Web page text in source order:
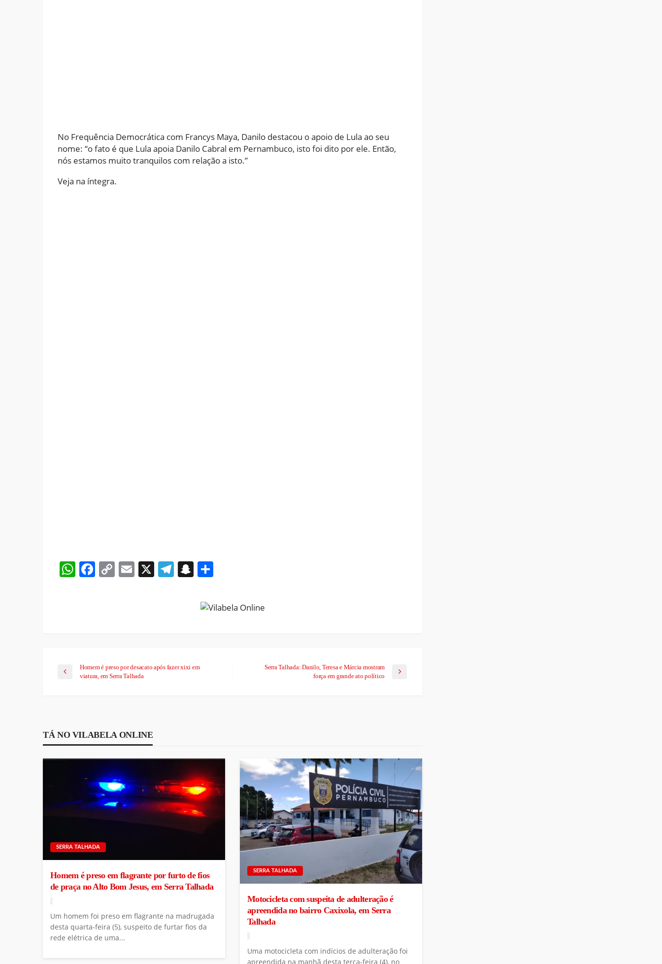
No Frequência Democrática com Francys Maya, Danilo destacou o apoio de Lula ao seu
nome: “o fato é que Lula apoia Danilo Cabral em Pernambuco, isto foi dito por ele. Então,
nós estamos muito tranquilos com relação a isto.”
Veja na íntegra.
WhatsApp
Facebook
CopyEmail
X Telegram
Snapchat
Homem é preso por desacato após fazer xixi em
viatura, em Serra Talhada
Serra Talhada: Danilo, Teresa e Márcia mostram
força em grande ato político
TÁ NO VILABELA ONLINE
SERRA TALHADA
Homem é preso em flagrante por furto de fios
de praça no Alto Bom Jesus, em Serra Talhada
Um homem foi preso em flagrante na madrugada
desta quarta-feira (5), suspeito de furtar fios da
rede elétrica de uma...
SERRA TALHADA
Motocicleta com suspeita de adulteração é
apreendida no bairro Caxixola, em Serra
Talhada
Uma motocicleta com indícios de adulteração foi
apreendida na manhã desta terça-feira (4), no